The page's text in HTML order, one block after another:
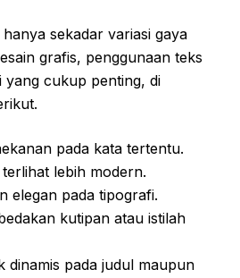
sekadar variasi gaya
grafis, penggunaan teks
yang cukup penting, di
pada kata tertentu.
lebih modern.
elegan pada tipografi.
kutipan atau istilah
dinamis pada judul maupun